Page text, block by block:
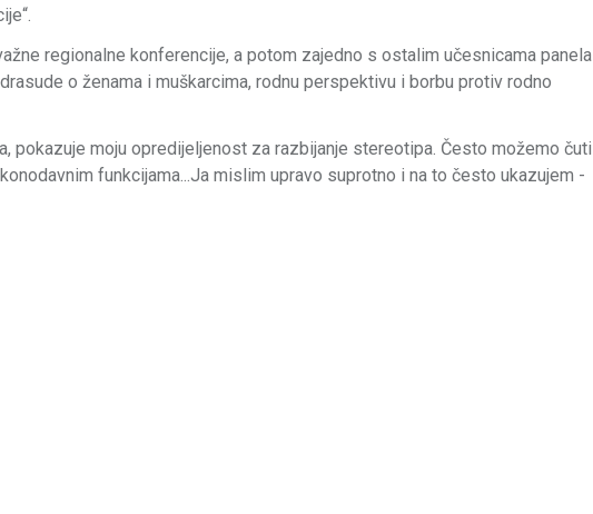
regionalne konferencije, a potom zajedno s ostalim učesnicama panela
o ženama i muškarcima, rodnu perspektivu i borbu protiv rodno
pokazuje moju opredijeljenost za razbijanje stereotipa. Često možemo čuti
funkcijama...Ja mislim upravo suprotno i na to često ukazujem -